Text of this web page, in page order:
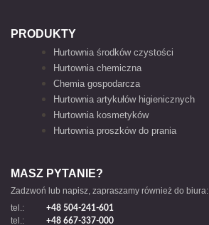
PRODUKTY
Hurtownia środków czystości
Hurtownia chemiczna
Chemia gospodarcza
Hurtownia artykułów higienicznych
Hurtownia kosmetyków
Hurtownia proszków do prania
MASZ PYTANIE?
Zadzwoń lub napisz, zapraszamy również do biura:
tel.:
+48 504-241-601
tel.: +48 667-337-000